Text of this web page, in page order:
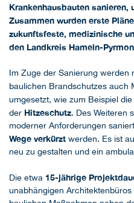
Krankenhausbauten sanieren,
Zusammen wurden erste
zukunftsfeste, medizinische
den Landkreis Hameln-
Im Zuge der Sanierung werden
baulichen Brandschutzes auch
umgesetzt, wie zum Beispiel die
der Hitzeschutz. Des Weiteren
moderner Anforderungen
Wege verkürzt werden. Es ist
neu zu gestalten und ein
Die etwa 15-jährige
unabhängigen